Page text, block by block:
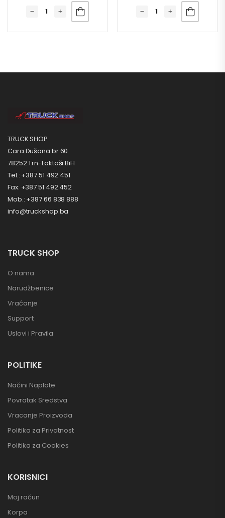
TRUCK SHOP
Cara Dušana br.60
78252 Trn-Laktaši BiH
Tel.: +387 51 492 451
Fax: +387 51 492 452
Mob.: +387 66 838 888
info@truckshop.ba
TRUCK SHOP
O nama
Narudžbenice
Vraćanje
Support
Uslovi i Pravila
POLITIKE
Načini Naplate
Povratak Sredstva
Vracanje Proizvoda
Politika za Privatnost
Politika za Cookies
KORISNICI
Moj račun
Korpa